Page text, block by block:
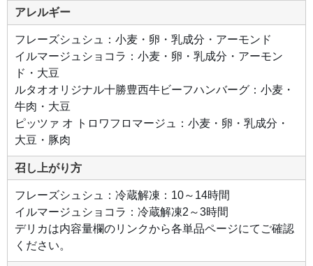
る牛
肉で
す。
そん
なこ
だわ
りの
「豊
西
牛」
をふ
んだ
んに
使っ
た、
あふ
肉汁
と牛
肉の
を楽
しめ
るハ
ンバ
ーグ
で
す。
アレルギー
フレーズシュシュ：小麦・卵・乳成分・アーモンド
イルマージュショコラ：小麦・卵・乳成分・アーモン
ド・大豆
ルタオオリジナル十勝豊西牛ビーフハンバーグ：小麦・
牛肉・大豆
ピッツァ オ トロワフロマージュ：小麦・卵・乳成分・
大豆・豚肉
召し上がり方
フレーズシュシュ：冷蔵解凍：10～14時間
イルマージュショコラ：冷蔵解凍2～3時間
デリカは内容量欄のリンクから各単品ページにてご確認
ください。